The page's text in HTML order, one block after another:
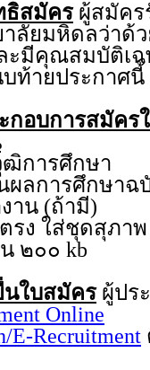
สมัครผู้สมัคร
ลัยมหิดลว่าด้
มีคุณสมบัติเฉ
บท้ายประกาศนี้
กอบการสมัค
การศึกษา
ลการศึกษาฉ
น (ถ้ามี)
ส่ชุดสุภาพ ถ่
๒๐๐ kb
นใบสมัครผู้ปร
Online
E-Recruitment